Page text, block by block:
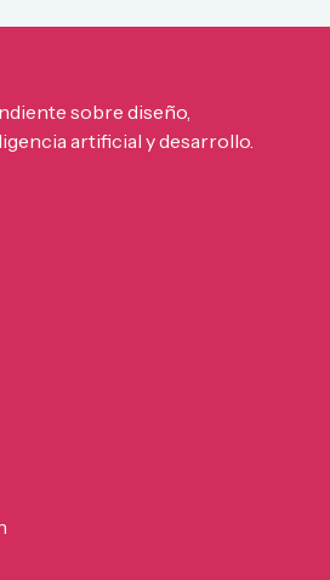
sobre diseño,
artificial y desarrollo.